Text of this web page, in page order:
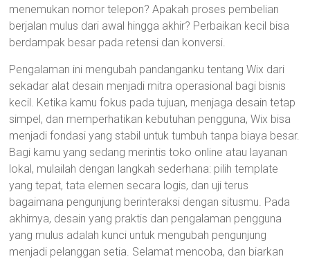
menemukan nomor telepon? Apakah proses pembelian
berjalan mulus dari awal hingga akhir? Perbaikan kecil bisa
berdampak besar pada retensi dan konversi.
Pengalaman ini mengubah pandanganku tentang Wix dari
sekadar alat desain menjadi mitra operasional bagi bisnis
kecil. Ketika kamu fokus pada tujuan, menjaga desain tetap
simpel, dan memperhatikan kebutuhan pengguna, Wix bisa
menjadi fondasi yang stabil untuk tumbuh tanpa biaya besar.
Bagi kamu yang sedang merintis toko online atau layanan
lokal, mulailah dengan langkah sederhana: pilih template
yang tepat, tata elemen secara logis, dan uji terus
bagaimana pengunjung berinteraksi dengan situsmu. Pada
akhirnya, desain yang praktis dan pengalaman pengguna
yang mulus adalah kunci untuk mengubah pengunjung
menjadi pelanggan setia. Selamat mencoba, dan biarkan